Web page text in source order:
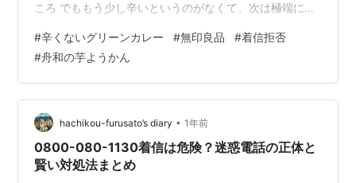
ころ でももう少し辛いというのがなくて、次は極端に辛
ね～ ３辛があったらいいのにといつも思います ０と５し
かないって・・・ デザートは舟和の芋羊羹♡ 昨日コープ
さんが持ってきてくれたので、夜に一本ずつ食べて ３本
残っていたので今日は１本半ずつです ＊ スマホに見知ら
ぬ番号から着信が何回かあったのですけど 知らない番号
だったのでほって…
#辛くないグリーンカレー #無印良品 #着信拒否
#舟和の芋ようかん
hachikou-furusato’s diary • 1年前
0800-080-1130着信は危険？迷惑電話の正体と
賢い対処法まとめ